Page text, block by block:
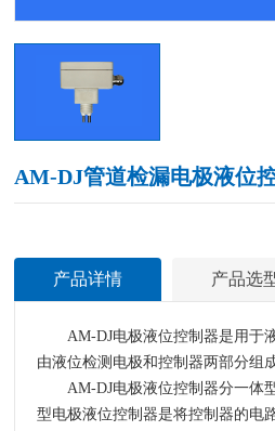
AM-DJ管道检漏电极液位
产品详情 产品选
AM-DJ电极液位控制器是用于
由液位检测电极和控制器两部分组成
AM-DJ电极液位控制器分一体
型电极液位控制器是将控制器的电